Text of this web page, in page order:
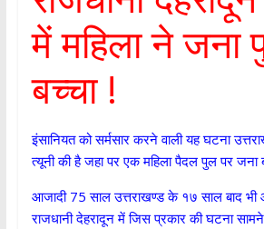
में महिला ने जना
बच्चा !
इंसानियत को सर्मसार करने वाली यह घटना
त्यूनी की है जहा पर एक महिला पैदल पुल पर जना
आजादी 75 साल उत्तराखण्ड के १७ साल बाद भी
राजधानी देहरादून में जिस प्रकार की घटना